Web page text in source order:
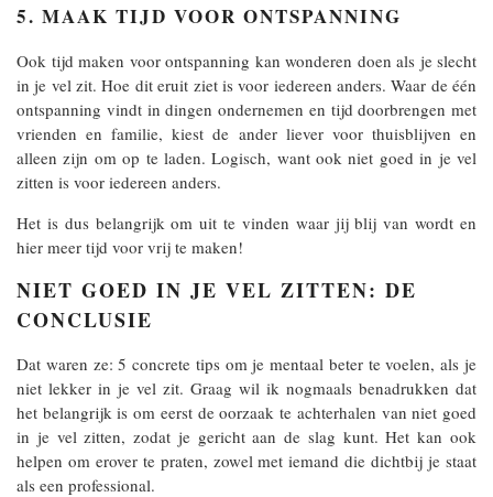
5. MAAK TIJD VOOR ONTSPANNING
Ook tijd maken voor ontspanning kan wonderen doen als je slecht
in je vel zit. Hoe dit eruit ziet is voor iedereen anders. Waar de één
ontspanning vindt in dingen ondernemen en tijd doorbrengen met
vrienden en familie, kiest de ander liever voor thuisblijven en
alleen zijn om op te laden. Logisch, want ook niet goed in je vel
zitten is voor iedereen anders.
Het is dus belangrijk om uit te vinden waar jij blij van wordt en
hier meer tijd voor vrij te maken!
NIET GOED IN JE VEL ZITTEN: DE
CONCLUSIE
Dat waren ze: 5 concrete tips om je mentaal beter te voelen, als je
niet lekker in je vel zit. Graag wil ik nogmaals benadrukken dat
het belangrijk is om eerst de oorzaak te achterhalen van niet goed
in je vel zitten, zodat je gericht aan de slag kunt. Het kan ook
helpen om erover te praten, zowel met iemand die dichtbij je staat
als een professional.